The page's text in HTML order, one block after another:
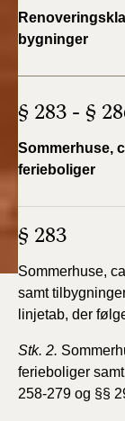
bygninger
§ 283 - §
Sommerhuse,
ferieboliger
§ 283
Sommerhuse,
samt
linjetab, der
Stk. 2.
ferieboliger
258-279 og §§